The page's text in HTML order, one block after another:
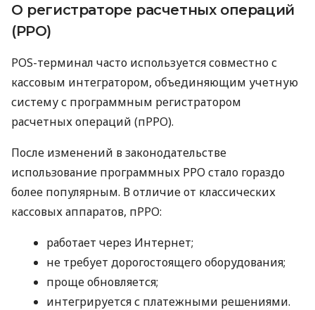
О регистраторе расчетных операций
(РРО)
POS-терминал часто используется совместно с
кассовым интегратором, объединяющим учетную
систему с программным регистратором
расчетных операций (пРРО).
После изменений в законодательстве
использование программных РРО стало гораздо
более популярным. В отличие от классических
кассовых аппаратов, пРРО:
работает через Интернет;
не требует дорогостоящего оборудования;
проще обновляется;
интегрируется с платежными решениями.